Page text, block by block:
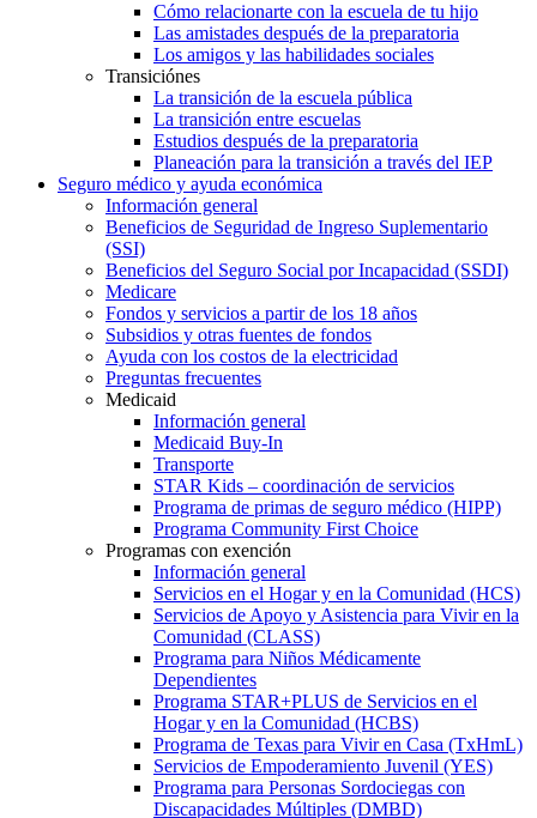
Cómo relacionarte con la escuela de tu hijo
Las amistades después de la preparatoria
Los amigos y las habilidades sociales
Transiciónes
La transición de la escuela pública
La transición entre escuelas
Estudios después de la preparatoria
Planeación para la transición a través del IEP
Seguro médico y ayuda económica
Información general
Beneficios de Seguridad de Ingreso Suplementario
(SSI)
Beneficios del Seguro Social por Incapacidad (SSDI)
Medicare
Fondos y servicios a partir de los 18 años
Subsidios y otras fuentes de fondos
Ayuda con los costos de la electricidad
Preguntas frecuentes
Medicaid
Información general
Medicaid Buy-In
Transporte
STAR Kids – coordinación de servicios
Programa de primas de seguro médico (HIPP)
Programa Community First Choice
Programas con exención
Información general
Servicios en el Hogar y en la Comunidad (HCS)
Servicios de Apoyo y Asistencia para Vivir en la
Comunidad (CLASS)
Programa para Niños Médicamente
Dependientes
Programa STAR+PLUS de Servicios en el
Hogar y en la Comunidad (HCBS)
Programa de Texas para Vivir en Casa (TxHmL)
Servicios de Empoderamiento Juvenil (YES)
Programa para Personas Sordociegas con
Discapacidades Múltiples (DMBD)